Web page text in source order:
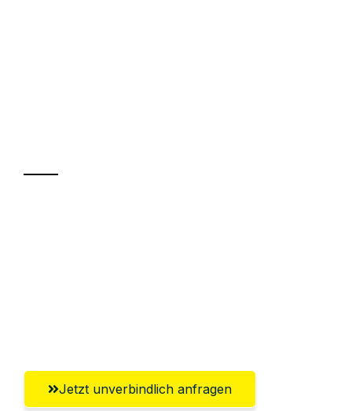
Jetzt unverbindlich anfragen